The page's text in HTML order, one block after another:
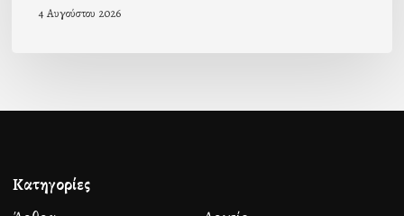
4 Αυγούστου 2026
Κατηγορίες